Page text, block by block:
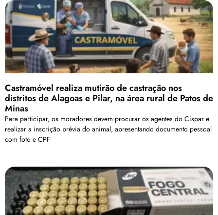
Castramóvel realiza mutirão de castração nos
distritos de Alagoas e Pilar, na área rural de Patos de
Minas
Para participar, os moradores devem procurar os agentes do Cispar e
realizar a inscrição prévia do animal, apresentando documento pessoal
com foto e CPF